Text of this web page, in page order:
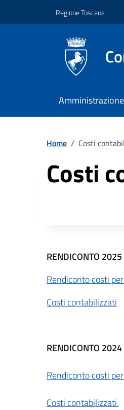
Regione Toscana
Amministrazione
Home / Costi
Costi
Descrizione completa
RENDICONTO 2025
Rendiconto costi
Costi contabilizzati
RENDICONTO 2024
Rendiconto costi
Costi contabilizzati